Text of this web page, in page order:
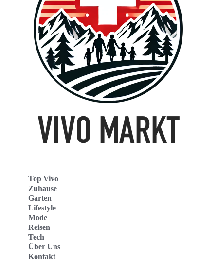
Top Vivo
Zuhause
Garten
Lifestyle
Mode
Reisen
Tech
Über Uns
Kontakt